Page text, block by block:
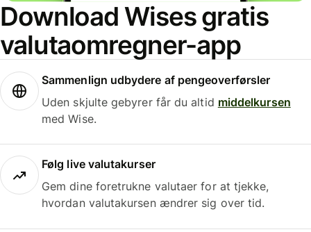
Download Wises gratis
valutaomregner-app
Sammenlign udbydere af pengeoverførsler
Uden skjulte gebyrer får du altid middelkursen
med Wise.
Følg live valutakurser
Gem dine foretrukne valutaer for at tjekke,
hvordan valutakursen ændrer sig over tid.